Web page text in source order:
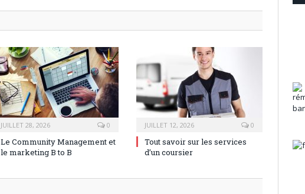
JUILLET 28, 2026 0
Le Community Management et
le marketing B to B
JUILLET 12, 2026 0
Tout savoir sur les services
d’un coursier